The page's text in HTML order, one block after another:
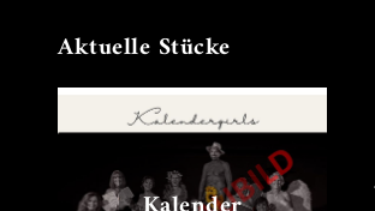
Aktuelle Stücke